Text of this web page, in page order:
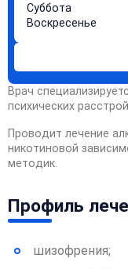
Суббота
Воскресенье
Врач
психических
Проводит лечение
никотиновой
методик.
Профиль
шизофрения;